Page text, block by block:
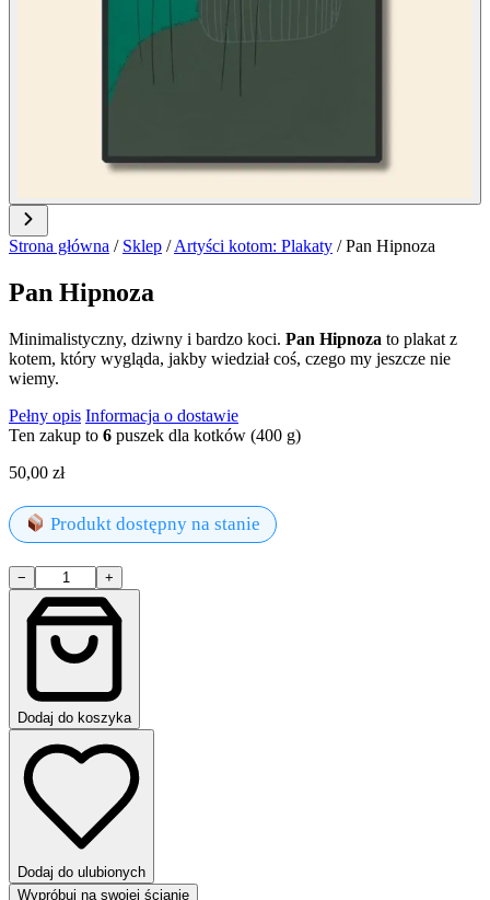
Strona główna / Sklep / Artyści kotom: Plakaty /Pan Hipnoza
Pan Hipnoza
Minimalistyczny, dziwny i bardzo koci. Pan Hipnoza to plakat z
kotem, który wygląda, jakby wiedział coś, czego my jeszcze nie
wiemy.
Pełny opis Informacja o dostawie
Ten zakup to 6 puszek dla kotków (400 g)
50,00 zł
Produkt dostępny na stanie
ilość
Pan
Hipnoza
− +
Dodaj do koszyka
Dodaj do ulubionych
Wypróbuj na swojej ścianie